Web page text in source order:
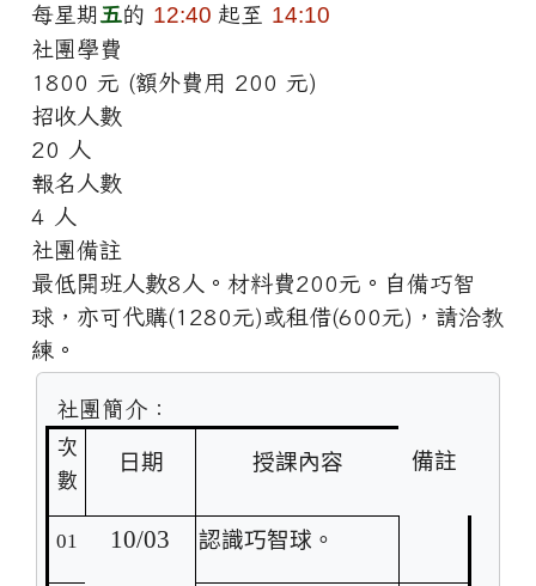
每星期 五的 12:40 起至 14:10
社團學費
1800 元 (額外費用 200 元)
招收人數
20 人
報名人數
4 人
社團備註
最低開班人數8人。材料費200元。自備巧智
球，亦可代購(1280元)或租借(600元)，請洽教
練。
社團簡介：
次
數
日期 授課內容 備註
01 10/03 認識巧智球。